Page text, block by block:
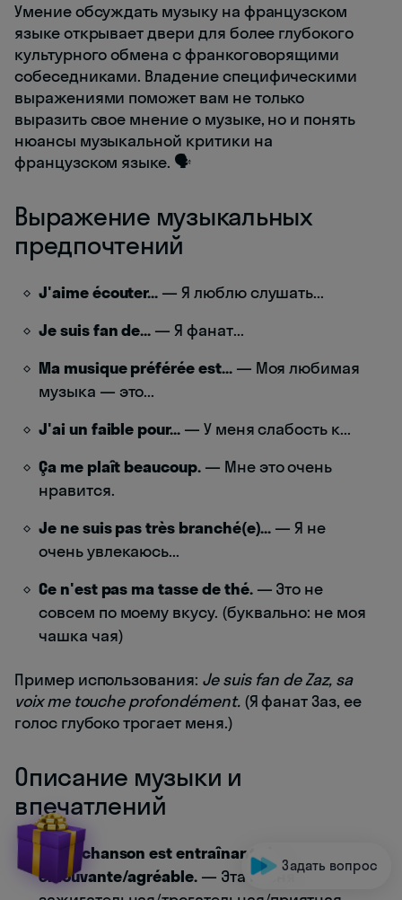
Умение обсуждать музыку на французском
языке открывает двери для более глубокого
культурного обмена с франкоговорящими
собеседниками. Владение специфическими
выражениями поможет вам не только
выразить свое мнение о музыке, но и понять
нюансы музыкальной критики на
французском языке. 🗣️
Выражение музыкальных
предпочтений
J'aime écouter... — Я люблю слушать...
Je suis fan de... — Я фанат...
Ma musique préférée est...— Моя любимая
музыка — это...
J'ai un faible pour...— У меня слабость к...
Ça me plaît beaucoup.— Мне это очень
нравится.
Je ne suis pas très branché(e)... — Я не
очень увлекаюсь...
Ce n'est pas ma tasse de thé.— Это не
совсем по моему вкусу. (буквально: не моя
чашка чая)
Пример использования: Je suis fan de Zaz, sa
voix me touche profondément.(Я фанат Заз, ее
голос глубоко трогает меня.)
Описание музыки и
впечатлений
Cette chanson est entraînante/
émouvante/agréable. — Эта песня
Задать вопрос